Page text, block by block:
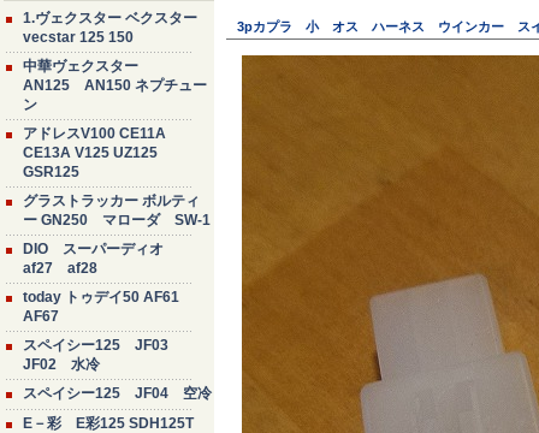
1.ヴェクスター ベクスター
vecstar 125 150
中華ヴェクスター
AN125 AN150 ネプチュー
ン
アドレスV100 CE11A
CE13A V125 UZ125
GSR125
グラストラッカー ボルティ
ー GN250 マローダ SW-1
DIO スーパーディオ
af27 af28
today トゥデイ50 AF61
AF67
スペイシー125 JF03
JF02 水冷
スペイシー125 JF04 空冷
E－彩 E彩125 SDH125T
3pカプラ 小 オス ハーネス ウインカー ス